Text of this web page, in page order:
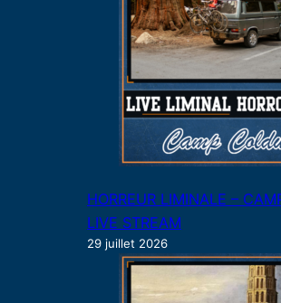
HORREUR LIMINALE –
LIVE STREAM
29 juillet 2026